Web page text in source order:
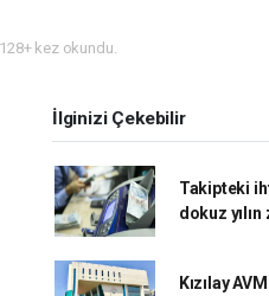
kez okundu.
İlginizi Çekebilir
Takipteki
dokuz
Kızılay